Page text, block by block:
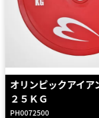
ハンドバーベルラッ
D0597